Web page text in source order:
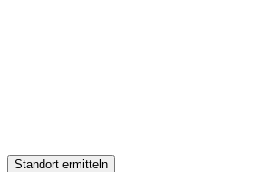
Standort ermitteln